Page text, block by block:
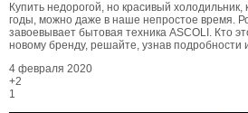
Купить недорогой, но красивый
годы, можно даже в наше непростое время.
завоевывает бытовая техника АSCOLI. Кто
новому бренду, решайте, узнав подробности
4 февраля 2020
+2
1